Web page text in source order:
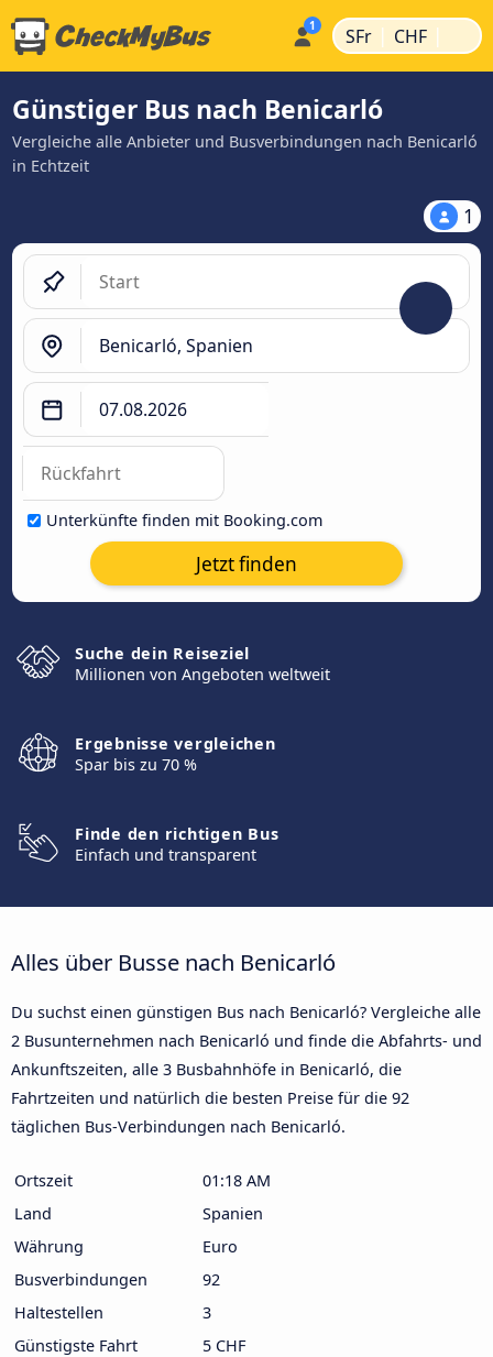
SFr | CHF |
Günstiger Bus nach Benicarló
Vergleiche alle Anbieter und Busverbindungen nach Benicarló
in Echtzeit
1
Unterkünfte finden mit Booking.com
Jetzt finden
Suche dein Reiseziel
Millionen von Angeboten weltweit
Ergebnisse vergleichen
Spar bis zu 70 %
Finde den richtigen Bus
Einfach und transparent
Alles über Busse nach Benicarló
Du suchst einen günstigen Bus nach Benicarló? Vergleiche alle
2 Busunternehmen nach Benicarló und finde die Abfahrts- und
Ankunftszeiten, alle 3 Busbahnhöfe in Benicarló, die
Fahrtzeiten und natürlich die besten Preise für die 92
täglichen Bus-Verbindungen nach Benicarló.
Ortszeit
01:18 AM
Land
Spanien
Währung
Euro
Busverbindungen
92
Haltestellen
3
Günstigste Fahrt
5 CHF